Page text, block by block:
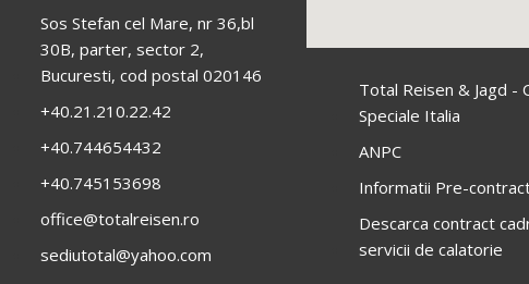
Sos Stefan cel Mare, nr 36,bl
30B, parter, sector 2,
Bucuresti, cod postal 020146
+40.21.210.22.42
+40.744654432
+40.745153698
office@totalreisen.ro
sediutotal@yahoo.com
Total Reisen & Jagd -
Speciale Italia
ANPC
Informatii Pre-
Descarca contract
servicii de calatorie